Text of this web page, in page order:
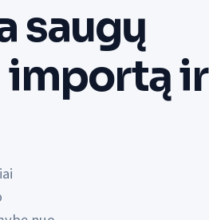
saugų
ir